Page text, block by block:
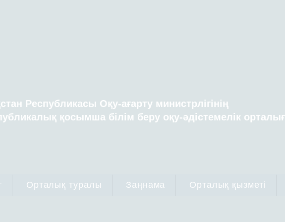
Республикасы Оқу-ағарту министрлігінің
қосымша білім беру оқу-әдістемелік
Орталық туралы Заңнама Орталық қызметі